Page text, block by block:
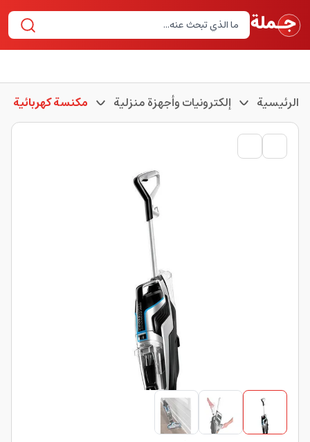
الرئيسية إلكترونيات وأجهزة منزلية مكنسة كهربائية